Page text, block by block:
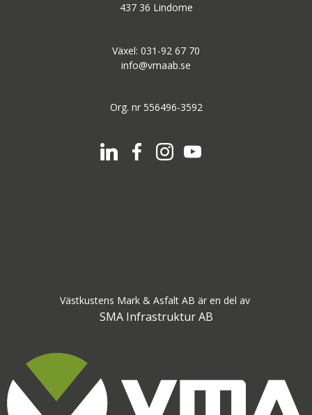
437 36 Lindome
Växel: 031-92 67 70
info@vmaab.se
Org. nr 556496-3592
Västkustens Mark & Asfalt AB är en del av
SMA Infrastruktur AB